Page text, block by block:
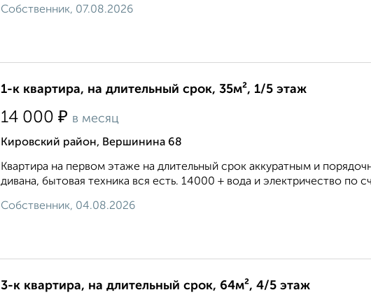
Собственник, 07.08.2026
1-к квартира, на длительный срок, 35м², 1/5 этаж
14 000 ₽ в месяц
Кировский район, Вершинина 68
Квартира на первом этаже на длительный срок аккуратным и
дивана, бытовая техника вся есть. 14000 + вода и электричество по
Собственник, 04.08.2026
3-к квартира, на длительный срок, 64м², 4/5 этаж